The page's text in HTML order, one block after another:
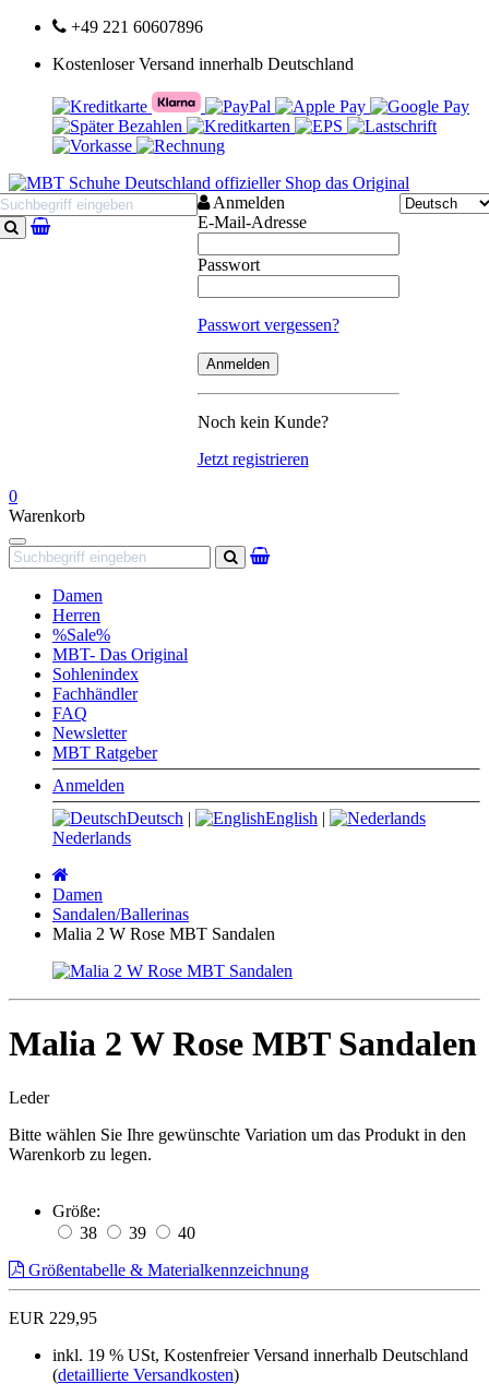
+49 221 60607896
Kostenloser Versand innerhalb Deutschland
Suchen
Anmelden
E-Mail-Adresse
Passwort
Passwort vergessen?
Noch kein Kunde?
Jetzt registrieren
0
Warenkorb
Navigation
Suchen
Damen
Herren
%Sale%
MBT- Das Original
Sohlenindex
Fachhändler
FAQ
Newsletter
MBT Ratgeber
Anmelden
Deutsch | English |
Nederlands
Damen
Sandalen/Ballerinas
Malia 2 W Rose MBT Sandalen
Malia 2 W Rose MBT Sandalen
Leder
Bitte wählen Sie Ihre gewünschte Variation um das Produkt in den
Warenkorb zu legen.
Größe:
38
39
40
Größentabelle & Materialkennzeichnung
EUR 229,95
inkl. 19 % USt, Kostenfreier Versand innerhalb Deutschland
(detaillierte Versandkosten)